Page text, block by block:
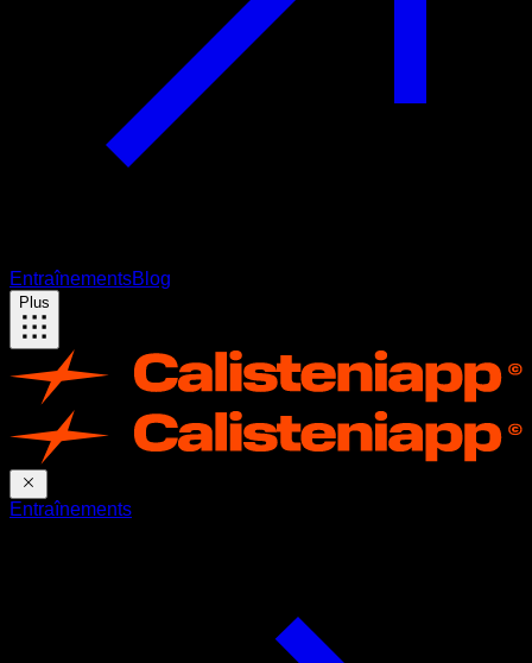
EntraînementsBlog
Plus
Entraînements